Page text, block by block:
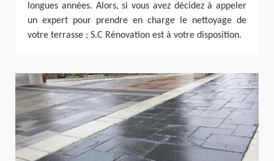
longues années. Alors, si vous avez décidez à appeler
un expert pour prendre en charge le nettoyage de
votre terrasse ; S.C Rénovation est à votre disposition.